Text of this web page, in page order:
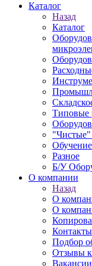
Каталог
Назад
Каталог
Типовые
Обучение
Разное
Б/У
О компании
Назад
О
О
Контакты
Подбор
Отзывы
Вакансии